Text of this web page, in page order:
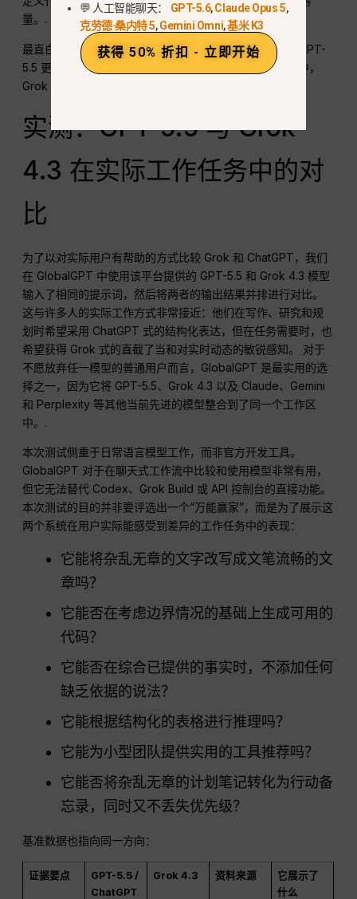
量。.
最直白的说法是：作为 ChatGPT 内的默认生产力模型，GPT-
5.5 更容易被推荐。而在实时信号处理和 API 优先的系统中，
Grok 4.3 则更难被忽视。.
实测：GPT-5.5 与 Grok
4.3 在实际工作任务中的对
比
为了以对实际用户有帮助的方式比较 Grok 和 ChatGPT，我们
在 GlobalGPT 中使用该平台提供的 GPT-5.5 和 Grok 4.3 模型
输入了相同的提示词，然后将两者的输出结果并排进行对比。
这与许多人的实际工作方式非常接近：他们在写作、研究和规
划时希望采用 ChatGPT 式的结构化表达，但在任务需要时，也
希望获得 Grok 式的直截了当和对实时动态的敏锐感知。 对于
不愿放弃任一模型的普通用户而言，GlobalGPT 是最实用的选
择之一，因为它将 GPT-5.5、Grok 4.3 以及 Claude、Gemini
和 Perplexity 等其他当前先进的模型整合到了同一个工作区
中。.
本次测试侧重于日常语言模型工作，而非官方开发工具。
GlobalGPT 对于在聊天式工作流中比较和使用模型非常有用，
但它无法替代 Codex、Grok Build 或 API 控制台的直接功能。
本次测试的目的并非要评选出一个“万能赢家”，而是为了展示这
两个系统在用户实际能感受到差异的工作任务中的表现：
它能将杂乱无章的文字改写成文笔流畅的文
章吗？
它能否在考虑边界情况的基础上生成可用的
代码？
它能否在综合已提供的事实时，不添加任何
缺乏依据的说法？
它能根据结构化的表格进行推理吗？
它能为小型团队提供实用的工具推荐吗？
它能否将杂乱无章的计划笔记转化为行动备
忘录，同时又不丢失优先级？
基准数据也指向同一方向：
证据要点
GPT-5.5 /
ChatGPT
Grok 4.3 资料来源
它展示了
什么
💬 人工智能聊天： GPT-5.6,Claude Opus 5,
克劳德·桑内特 5,Gemini Omni,基米 K3
获得 50% 折扣 - 立即开始